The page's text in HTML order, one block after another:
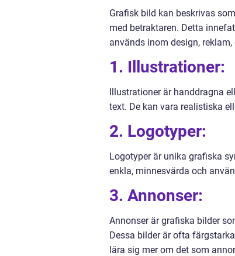
Grafisk bild kan beskrivas
med betraktaren. Detta
används inom design,
1. Illustrationer:
Illustrationer är handdragna
text. De kan vara realistiska
2. Logotyper:
Logotyper är unika grafiska
enkla, minnesvärda och
3. Annonser:
Annonser är grafiska bilder
Dessa bilder är ofta
lära sig mer om det som